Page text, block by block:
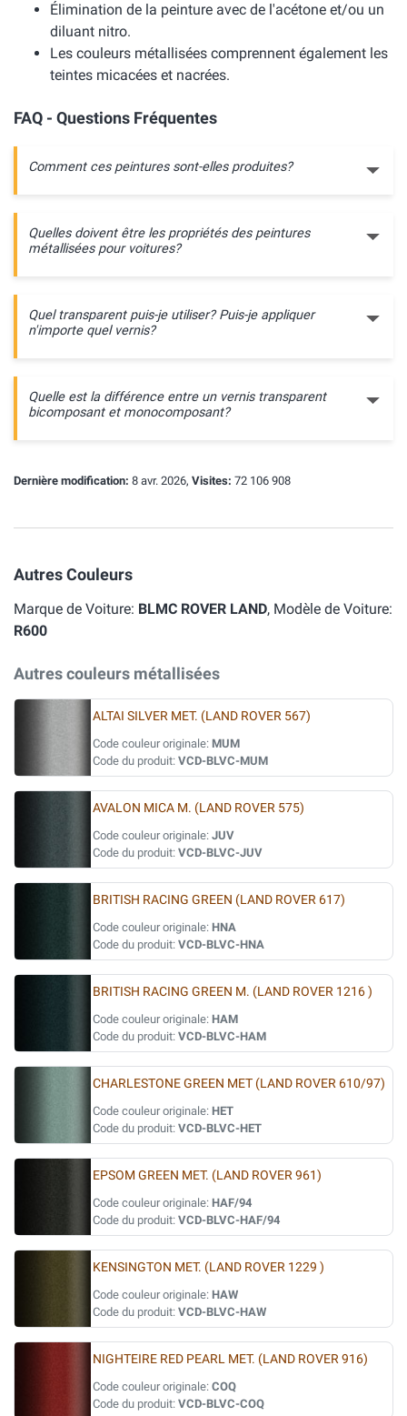
Élimination de la peinture avec de l'acétone et/ou un
diluant nitro.
Les couleurs métallisées comprennent également les
teintes micacées et nacrées.
FAQ - Questions Fréquentes
Comment ces peintures sont-elles produites?
Quelles doivent être les propriétés des peintures
métallisées pour voitures?
Quel transparent puis-je utiliser? Puis-je appliquer
n'importe quel vernis?
Quelle est la différence entre un vernis transparent
bicomposant et monocomposant?
Dernière modification: 8 avr. 2026, Visites: 72 106 908
Autres Couleurs
Marque de Voiture: BLMC ROVER LAND, Modèle de Voiture:
R600
Autres couleurs métallisées
ALTAI SILVER MET. (LAND ROVER 567)
Code couleur originale: MUM
Code du produit: VCD-BLVC-MUM
AVALON MICA M. (LAND ROVER 575)
Code couleur originale: JUV
Code du produit: VCD-BLVC-JUV
BRITISH RACING GREEN (LAND ROVER 617)
Code couleur originale: HNA
Code du produit: VCD-BLVC-HNA
BRITISH RACING GREEN M. (LAND ROVER 1216 )
Code couleur originale: HAM
Code du produit: VCD-BLVC-HAM
CHARLESTONE GREEN MET (LAND ROVER 610/97)
Code couleur originale: HET
Code du produit: VCD-BLVC-HET
EPSOM GREEN MET. (LAND ROVER 961)
Code couleur originale: HAF/94
Code du produit: VCD-BLVC-HAF/94
KENSINGTON MET. (LAND ROVER 1229 )
Code couleur originale: HAW
Code du produit: VCD-BLVC-HAW
NIGHTEIRE RED PEARL MET. (LAND ROVER 916)
Code couleur originale: COQ
Code du produit: VCD-BLVC-COQ